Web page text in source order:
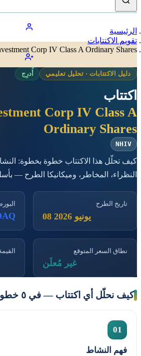
الرئيسية
تقويم الاكتتابات
Corp IV Class A Ordinary Shares
دليل الاكتتابات · تحليل تعليمي أُدرِج
اكتتاب
Corp IV Class A
Ordinary Shares
NHIV
كيف تحلّل هذا الاكتتاب خطوة بخطوة:
النظراء، المخاطر، وميكانيكا الطرح —
تاريخ الطرح
08 يونيو 2026
نطاق السعر المتوقع
غير مُعلَن
كيف نحلّل أي اكتتاب — في ٥ خطوات
01
فهم النشاط